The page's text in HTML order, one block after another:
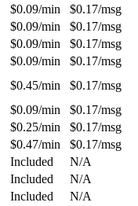
$0.09/min $0.17/msg
$0.09/min $0.17/msg
$0.09/min $0.17/msg
$0.09/min $0.17/msg
$0.45/min $0.17/msg
$0.09/min $0.17/msg
$0.25/min $0.17/msg
$0.47/min $0.17/msg
Included
N/A
Included
N/A
Included
N/A